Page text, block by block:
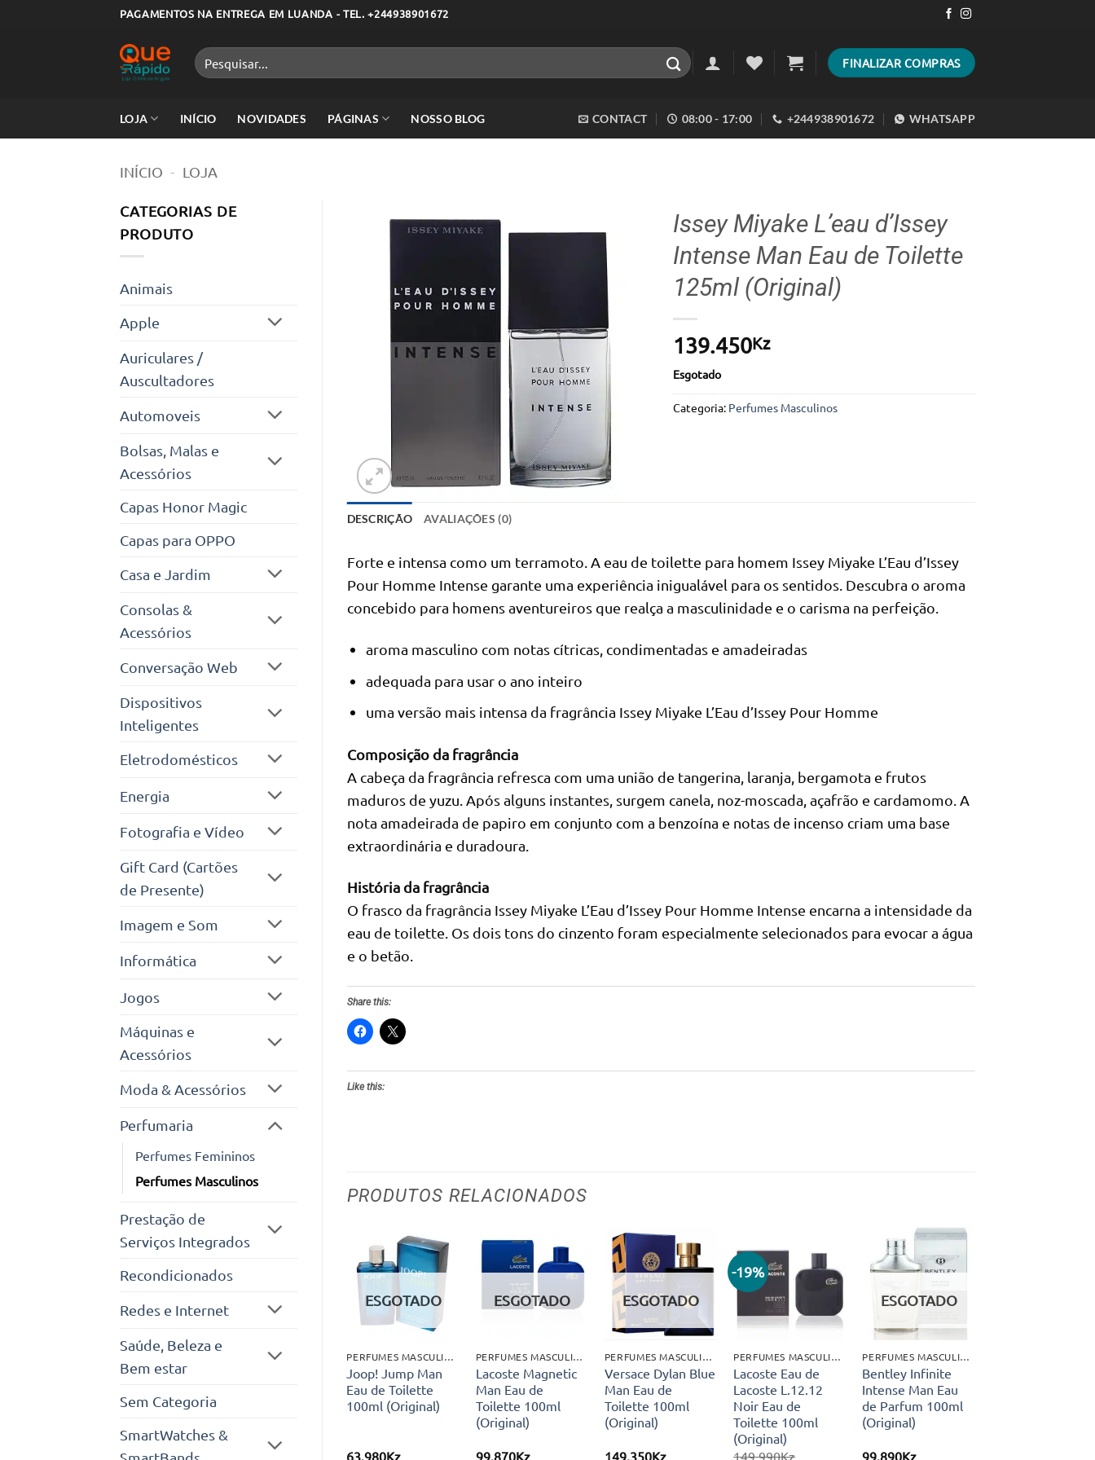
PAGAMENTOS NA ENTREGA EM LUANDA - TEL. +244938901672
Pesquisar
por:
FINALIZAR COMPRAS
LOJA INÍCIO NOVIDADES PÁGINAS NOSSO BLOG CONTACT 08:00 - 17:00 +244938901672 WHATSAPP
INÍCIO - LOJA
CATEGORIAS DE
PRODUTO
Animais
Apple
Auriculares /
Auscultadores
Automoveis
Bolsas, Malas e
Acessórios
Capas Honor Magic
Capas para OPPO
Casa e Jardim
Consolas &
Acessórios
Conversação Web
Dispositivos
Inteligentes
Eletrodomésticos
Energia
Fotografia e Vídeo
Gift Card (Cartões
de Presente)
Imagem e Som
Informática
Jogos
Máquinas e
Acessórios
Moda & Acessórios
Perfumaria
Perfumes Femininos
Perfumes Masculinos
Prestação de
Serviços Integrados
Recondicionados
Redes e Internet
Saúde, Beleza e
Bem estar
Sem Categoria
SmartWatches &
Adicionar
aos meus
desejos
Issey Miyake L’eau d’Issey
Intense Man Eau de Toilette
125ml (Original)
139.450Kz
Esgotado
Categoria: Perfumes Masculinos
DESCRIÇÃO AVALIAÇÕES (0)
Forte e intensa como um terramoto. A eau de toilette para homem Issey Miyake L’Eau d’Issey
Pour Homme Intense garante uma experiência inigualável para os sentidos. Descubra o aroma
concebido para homens aventureiros que realça a masculinidade e o carisma na perfeição.
aroma masculino com notas cítricas, condimentadas e amadeiradas
adequada para usar o ano inteiro
uma versão mais intensa da fragrância Issey Miyake L’Eau d’Issey Pour Homme
Composição da fragrância
A cabeça da fragrância refresca com uma união de tangerina, laranja, bergamota e frutos
maduros de yuzu. Após alguns instantes, surgem canela, noz-moscada, açafrão e cardamomo. A
nota amadeirada de papiro em conjunto com a benzoína e notas de incenso criam uma base
extraordinária e duradoura.
História da fragrância
O frasco da fragrância Issey Miyake L’Eau d’Issey Pour Homme Intense encarna a intensidade da
eau de toilette. Os dois tons do cinzento foram especialmente selecionados para evocar a água
e o betão.
Share this:
Like this:
PRODUTOS RELACIONADOS
Adicionar
desejos
ESGOTADO
PERFUMES MASCULINOS
Joop! Jump Man
Eau de Toilette
100ml (Original)
63.980Kz
Adicionar
desejos
ESGOTADO
PERFUMES MASCULINOS
Lacoste Magnetic
Man Eau de
Toilette 100ml
(Original)
99.870Kz
Adicionar
desejos
ESGOTADO
PERFUMES MASCULINOS
Versace Dylan Blue
Man Eau de
Toilette 100ml
(Original)
149.350Kz
-19%
Adicionar
aos meus
desejos
PERFUMES MASCULINOS
Lacoste Eau de
Lacoste L.12.12
Noir Eau de
Toilette 100ml
(Original)
149.990Kz
Adicionar
desejos
ESGOTADO
PERFUMES MASCULINOS
Bentley Infinite
Intense Man Eau
de Parfum 100ml
(Original)
99.890Kz